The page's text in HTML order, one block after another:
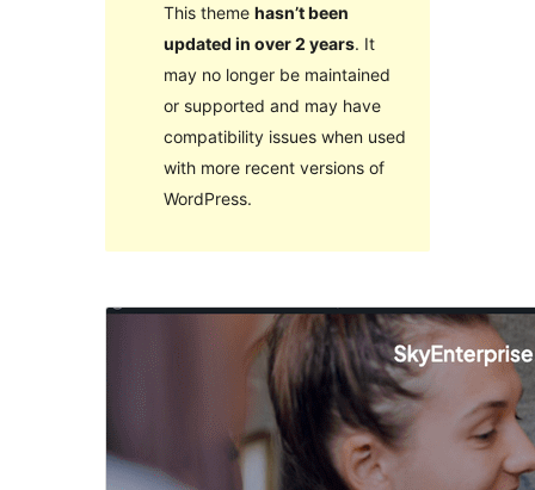
This theme hasn’t been
updated in over 2 years. It
may no longer be maintained
or supported and may have
compatibility issues when used
with more recent versions of
WordPress.